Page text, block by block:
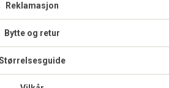
Reklamasjon
Bytte og retur